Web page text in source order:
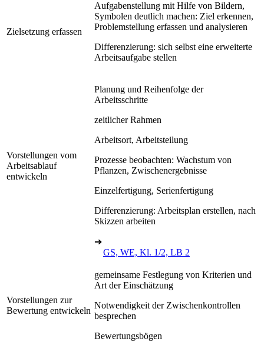
Zielsetzung erfassen
Aufgabenstellung mit Hilfe von Bildern,
Symbolen deutlich machen: Ziel erkennen,
Problemstellung erfassen und analysieren
Differenzierung: sich selbst eine erweiterte
Arbeitsaufgabe stellen
Vorstellungen vom
Arbeitsablauf
entwickeln
Planung und Reihenfolge der
Arbeitsschritte
zeitlicher Rahmen
Arbeitsort, Arbeitsteilung
Prozesse beobachten: Wachstum von
Pflanzen, Zwischenergebnisse
Einzelfertigung, Serienfertigung
Differenzierung: Arbeitsplan erstellen, nach
Skizzen arbeiten
➔
GS, WE, Kl. 1/2, LB 2
Vorstellungen zur
Bewertung entwickeln
gemeinsame Festlegung von Kriterien und
Art der Einschätzung
Notwendigkeit der Zwischenkontrollen
besprechen
Bewertungsbögen